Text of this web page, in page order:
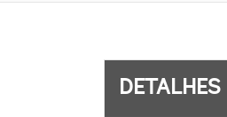
DETALHES